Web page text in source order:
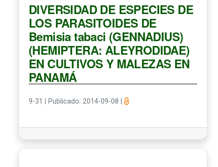
DIVERSIDAD DE ESPECIES DE
LOS PARASITOIDES DE
Bemisia tabaci (GENNADIUS)
(HEMIPTERA: ALEYRODIDAE)
EN CULTIVOS Y MALEZAS EN
PANAMÁ
9-31 Publicado: 2014-09-08